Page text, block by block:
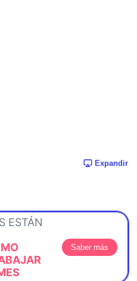
Expandir
ESTÁN
Saber más